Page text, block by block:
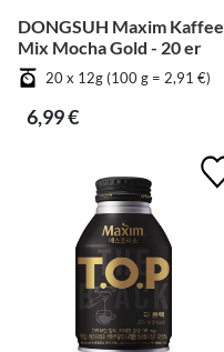
DONGSUH Maxim Kaffee
Mix Mocha Gold - 20 er
20 x 12g (100 g = 2,91 €)
6,99 €